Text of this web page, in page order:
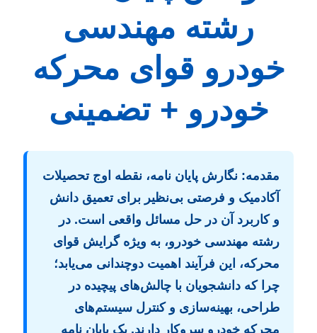
رشته مهندسی
خودرو قوای محرکه
خودرو + تضمینی
مقدمه: نگارش پایان نامه، نقطه اوج تحصیلات
آکادمیک و فرصتی بی‌نظیر برای تعمیق دانش
و کاربرد آن در حل مسائل واقعی است. در
رشته مهندسی خودرو، به ویژه گرایش قوای
محرکه، این فرآیند اهمیت دوچندانی می‌یابد؛
چرا که دانشجویان با چالش‌های پیچیده در
طراحی، بهینه‌سازی و کنترل سیستم‌های
محرکه خودرو سروکار دارند. یک پایان نامه